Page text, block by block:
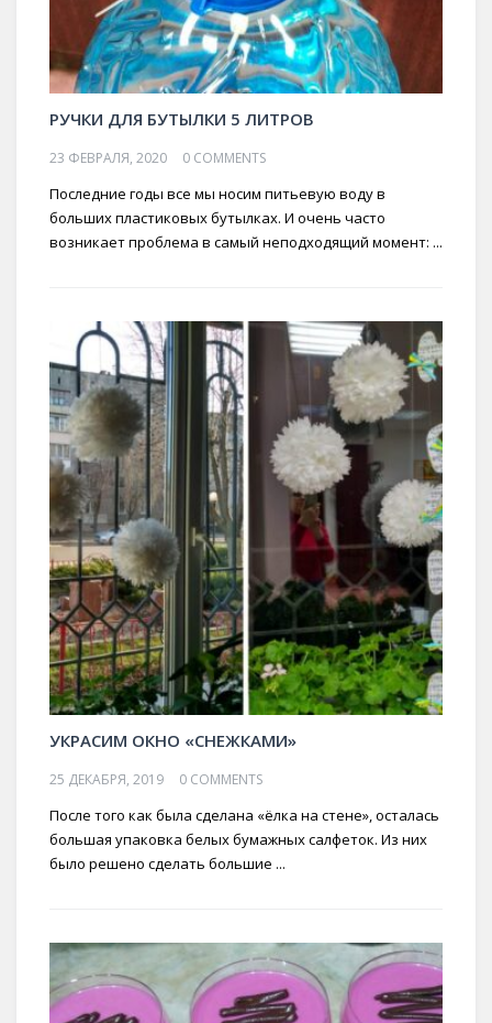
РУЧКИ ДЛЯ БУТЫЛКИ 5 ЛИТРОВ
23 ФЕВРАЛЯ, 2020 0 COMMENTS
Последние годы все мы носим питьевую воду в
больших пластиковых бутылках. И очень часто
возникает проблема в самый неподходящий момент: ...
УКРАСИМ ОКНО «СНЕЖКАМИ»
25 ДЕКАБРЯ, 2019 0 COMMENTS
После того как была сделана «ёлка на стене», осталась
большая упаковка белых бумажных салфеток. Из них
было решено сделать большие ...